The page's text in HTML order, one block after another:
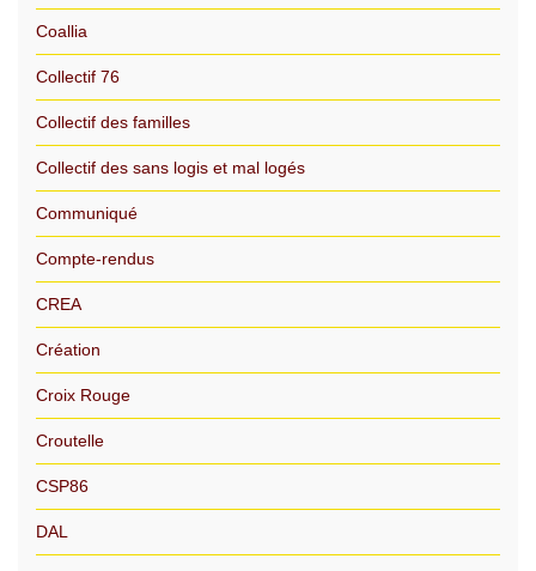
Coallia
Collectif 76
Collectif des familles
Collectif des sans logis et mal logés
Communiqué
Compte-rendus
CREA
Création
Croix Rouge
Croutelle
CSP86
DAL